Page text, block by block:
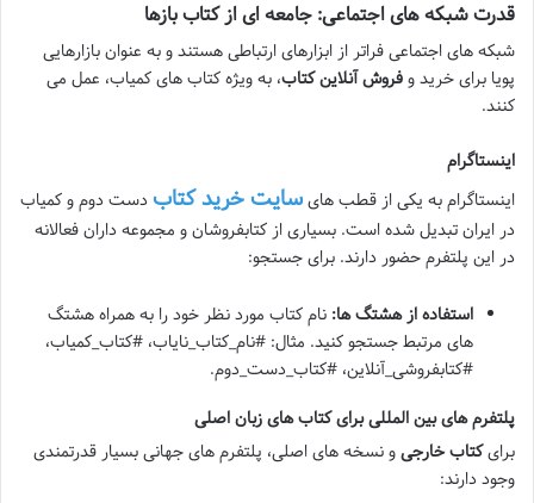
قدرت شبکه های اجتماعی: جامعه ای از کتاب بازها
شبکه های اجتماعی فراتر از ابزارهای ارتباطی هستند و به عنوان بازارهایی
پویا برای خرید وفروش آنلاین کتاب، به ویژه کتاب های کمیاب، عمل می
کنند.
اینستاگرام
اینستاگرام به یکی از قطب هایسایت خرید کتاب دست دوم و کمیاب
در ایران تبدیل شده است. بسیاری از کتابفروشان و مجموعه داران فعالانه
در این پلتفرم حضور دارند. برای جستجو:
استفاده از هشتگ ها: نام کتاب مورد نظر خود را به همراه هشتگ
های مرتبط جستجو کنید. مثال: #نام_کتاب_نایاب، #کتاب_کمیاب،
#کتابفروشی_آنلاین، #کتاب_دست_دوم.
پلتفرم های بین المللی برای کتاب های زبان اصلی
برایکتاب خارجیو نسخه های اصلی، پلتفرم های جهانی بسیار قدرتمندی
وجود دارند: